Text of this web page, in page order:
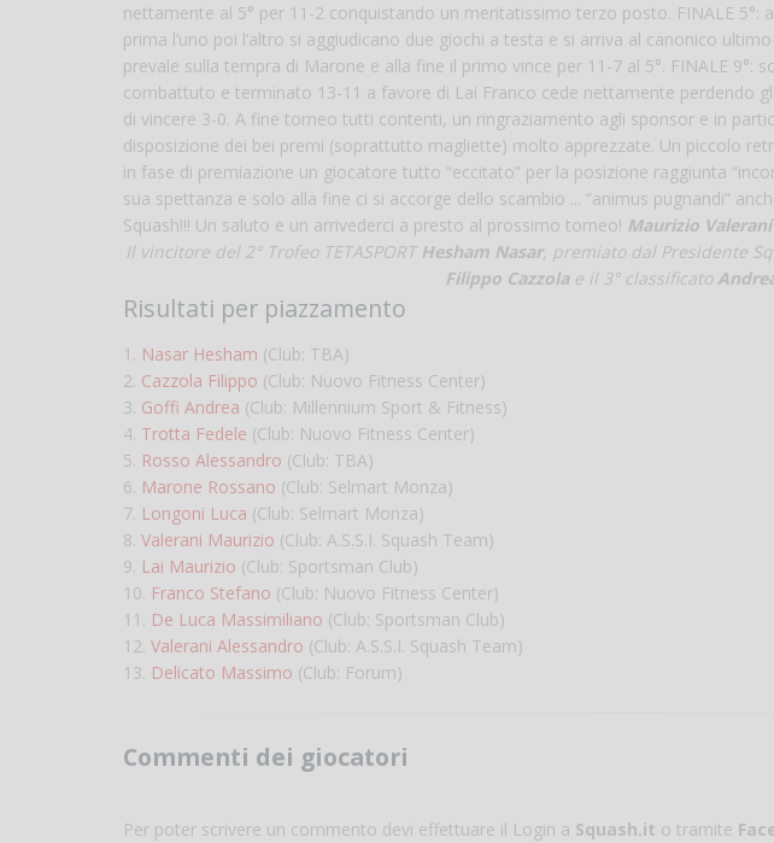
nettamente al 5° per 11-2 conquistando un meritatissimo terzo posto. FINALE 5°:
prima l’uno poi l’altro si aggiudicano due giochi a testa e si arriva al canonico
prevale sulla tempra di Marone e alla fine il primo vince per 11-7 al 5°. FINALE 9°:
combattuto e terminato 13-11 a favore di Lai Franco cede nettamente perdendo
di vincere 3-0. A fine torneo tutti contenti, un ringraziamento agli sponsor e in
disposizione dei bei premi (soprattutto magliette) molto apprezzate. Un piccolo
in fase di premiazione un giocatore tutto “eccitato” per la posizione raggiunta
sua spettanza e solo alla fine ci si accorge dello scambio ... “animus pugnandi”
Squash!!! Un saluto e un arrivederci a presto al prossimo torneo! Maurizio Valerani
Il vincitore del 2° Trofeo TETASPORT Hesham Nasar, premiato dal Presidente
Filippo Cazzolae il 3° classificato
Risultati per piazzamento
1. Nasar Hesham (Club: TBA)
2. Cazzola Filippo (Club: Nuovo Fitness Center)
3. Goffi Andrea (Club: Millennium Sport & Fitness)
4. Trotta Fedele (Club: Nuovo Fitness Center)
5. Rosso Alessandro (Club: TBA)
6. Marone Rossano (Club: Selmart Monza)
7. Longoni Luca (Club: Selmart Monza)
8. Valerani Maurizio (Club: A.S.S.I. Squash Team)
9. Lai Maurizio (Club: Sportsman Club)
10. Franco Stefano (Club: Nuovo Fitness Center)
11. De Luca Massimiliano (Club: Sportsman Club)
12. Valerani Alessandro (Club: A.S.S.I. Squash Team)
13. Delicato Massimo (Club: Forum)
Commenti dei giocatori
Per poter scrivere un commento devi effettuare il Login a Squash.it o tramite